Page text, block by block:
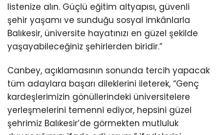
listenize alın. Güçlü eğitim altyapısı, güvenli
şehir yaşamı ve sunduğu sosyal imkânlarla
Balıkesir, üniversite hayatınızı en güzel şekilde
yaşayabileceğiniz şehirlerden biridir.”
Canbey, açıklamasının sonunda tercih yapacak
tüm adaylara başarı dileklerini ileterek, “Genç
kardeşlerimizin gönüllerindeki üniversitelere
yerleşmelerini temenni ediyor, hepsini güzel
şehrimiz Balıkesir’de görmekten mutluluk